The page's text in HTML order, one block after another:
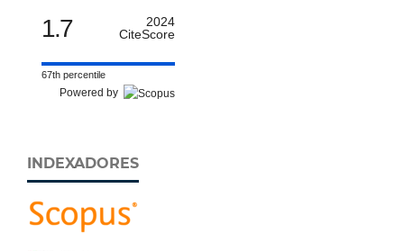
1.7
2024
CiteScore
67th percentile
Powered by
INDEXADORES